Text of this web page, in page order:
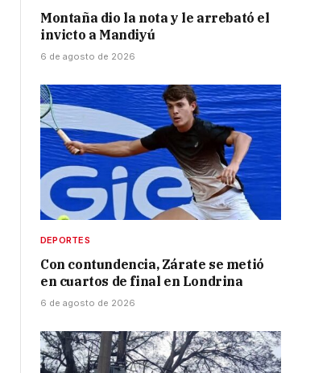
Montaña dio la nota y le arrebató el
invicto a Mandiyú
6 de agosto de 2026
DEPORTES
Con contundencia, Zárate se metió
en cuartos de final en Londrina
6 de agosto de 2026